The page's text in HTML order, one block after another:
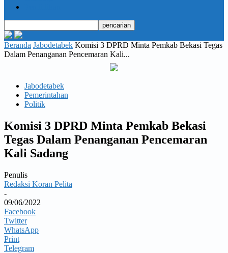
Beranda Jabodetabek Komisi 3 DPRD Minta Pemkab Bekasi Tegas
Dalam Penanganan Pencemaran Kali...
Jabodetabek
Pemerintahan
Politik
Komisi 3 DPRD Minta Pemkab Bekasi
Tegas Dalam Penanganan Pencemaran
Kali Sadang
Penulis
Redaksi Koran Pelita
-
09/06/2022
Facebook
Twitter
WhatsApp
Print
Telegram